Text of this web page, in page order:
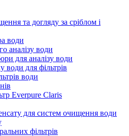
та догляду за сріблом і
води
аналізу води
для аналізу води
води для фільтрів
води
Everpure Claris
для систем очищення води
фільтрів